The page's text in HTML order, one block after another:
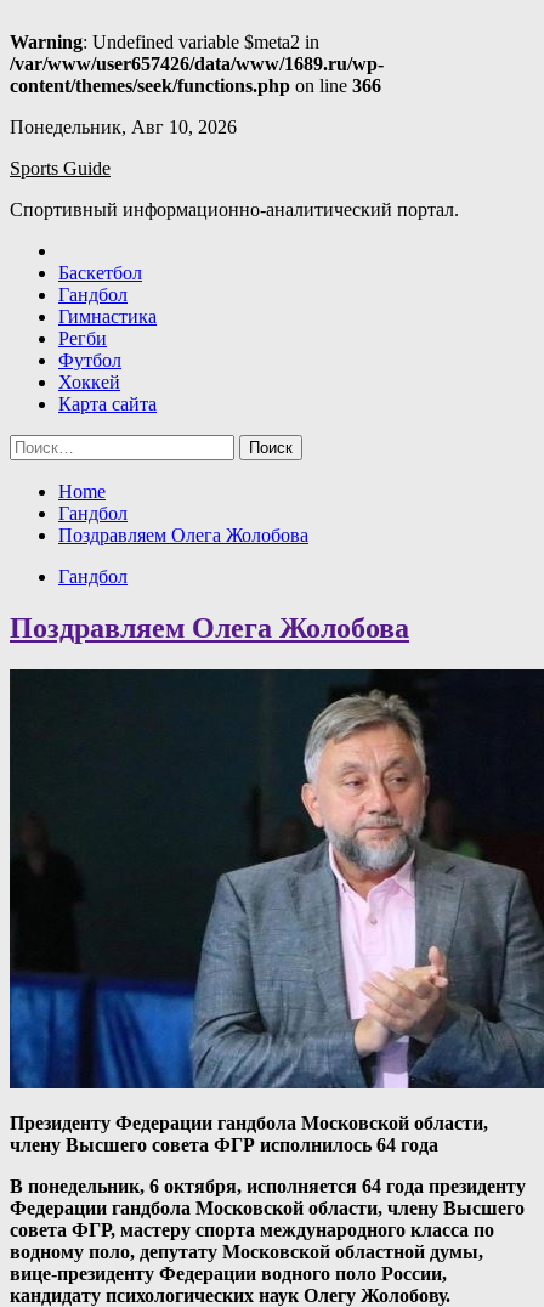
Warning: Undefined variable $meta2 in
/var/www/user657426/data/www/1689.ru/wp-
content/themes/seek/functions.php on line 366
Skip
content
Понедельник, Авг 10, 2026
Sports Guide
Спортивный информационно-аналитический портал.
Баскетбол
Гандбол
Гимнастика
Регби
Футбол
Хоккей
Карта сайта
Найти:
Home
Гандбол
Поздравляем Олега Жолобова
Гандбол
Поздравляем Олега Жолобова
Президенту Федерации гандбола Московской области,
члену Высшего совета ФГР исполнилось 64 года
В понедельник, 6 октября, исполняется 64 года президенту
Федерации гандбола Московской области, члену Высшего
совета ФГР, мастеру спорта международного класса по
водному поло, депутату Московской областной думы,
вице-президенту Федерации водного поло России,
кандидату психологических наук Олегу Жолобову.